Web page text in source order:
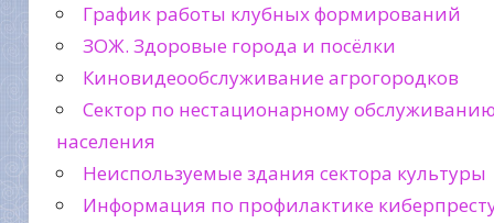
График работы клубных формирований
ЗОЖ. Здоровые города и посёлки
Киновидеообслуживание агрогородков
Сектор по нестационарному
населения
Неиспользуемые здания сектора культуры
Информация по профилактике